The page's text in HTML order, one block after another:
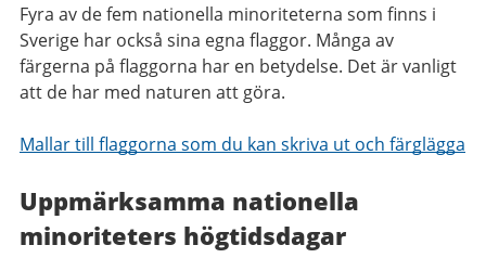
Fyra av de fem nationella minoriteterna som finns i
Sverige har också sina egna flaggor. Många av
färgerna på flaggorna har en betydelse. Det är vanligt
att de har med naturen att göra.
Mallar till flaggorna som du kan skriva ut och färglägga
Uppmärksamma nationella
minoriteters högtidsdagar